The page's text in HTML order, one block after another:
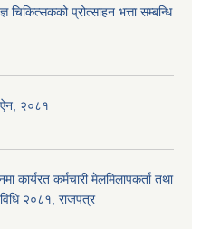
चिकित्सकको प्रोत्साहन भत्ता सम्बन्धि
ऐन, २०८१
कार्यरत कर्मचारी मेलमिलापकर्ता तथा
२०८१, राजपत्र